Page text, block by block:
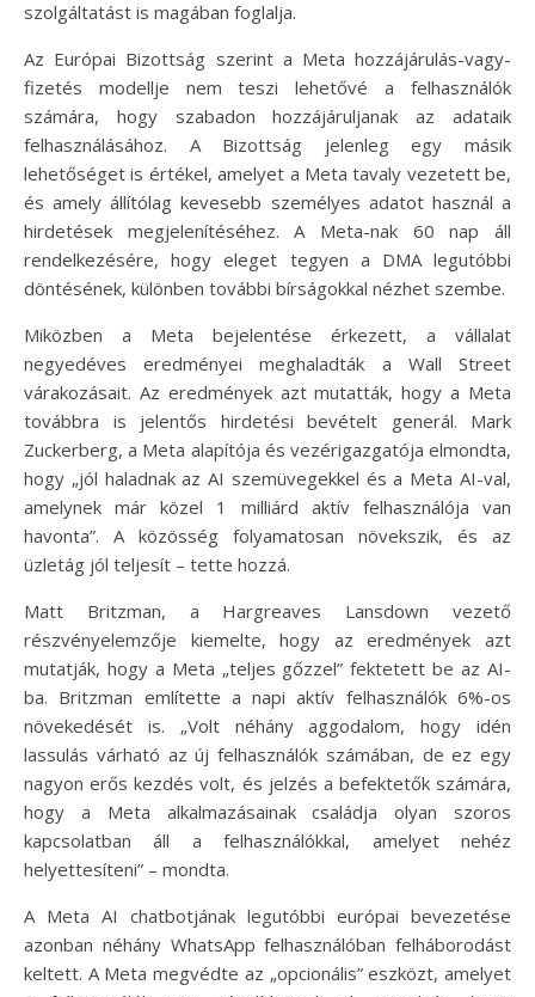
szolgáltatást is magában foglalja.
Az Európai Bizottság szerint a Meta hozzájárulás-vagy-
fizetés modellje nem teszi lehetővé a felhasználók
számára, hogy szabadon hozzájáruljanak az adataik
felhasználásához. A Bizottság jelenleg egy másik
lehetőséget is értékel, amelyet a Meta tavaly vezetett be,
és amely állítólag kevesebb személyes adatot használ a
hirdetések megjelenítéséhez. A Meta-nak 60 nap áll
rendelkezésére, hogy eleget tegyen a DMA legutóbbi
döntésének, különben további bírságokkal nézhet szembe.
Miközben a Meta bejelentése érkezett, a vállalat
negyedéves eredményei meghaladták a Wall Street
várakozásait. Az eredmények azt mutatták, hogy a Meta
továbbra is jelentős hirdetési bevételt generál. Mark
Zuckerberg, a Meta alapítója és vezérigazgatója elmondta,
hogy „jól haladnak az AI szemüvegekkel és a Meta AI-val,
amelynek már közel 1 milliárd aktív felhasználója van
havonta”. A közösség folyamatosan növekszik, és az
üzletág jól teljesít – tette hozzá.
Matt Britzman, a Hargreaves Lansdown vezető
részvényelemzője kiemelte, hogy az eredmények azt
mutatják, hogy a Meta „teljes gőzzel” fektetett be az AI-
ba. Britzman említette a napi aktív felhasználók 6%-os
növekedését is. „Volt néhány aggodalom, hogy idén
lassulás várható az új felhasználók számában, de ez egy
nagyon erős kezdés volt, és jelzés a befektetők számára,
hogy a Meta alkalmazásainak családja olyan szoros
kapcsolatban áll a felhasználókkal, amelyet nehéz
helyettesíteni” – mondta.
A Meta AI chatbotjának legutóbbi európai bevezetése
azonban néhány WhatsApp felhasználóban felháborodást
keltett. A Meta megvédte az „opcionális” eszközt, amelyet